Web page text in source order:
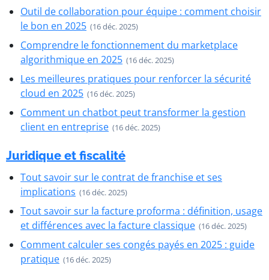
Outil de collaboration pour équipe : comment choisir
le bon en 2025 (16 déc. 2025)
Comprendre le fonctionnement du marketplace
algorithmique en 2025 (16 déc. 2025)
Les meilleures pratiques pour renforcer la sécurité
cloud en 2025 (16 déc. 2025)
Comment un chatbot peut transformer la gestion
client en entreprise (16 déc. 2025)
Juridique et fiscalité
Tout savoir sur le contrat de franchise et ses
implications (16 déc. 2025)
Tout savoir sur la facture proforma : définition, usage
et différences avec la facture classique (16 déc. 2025)
Comment calculer ses congés payés en 2025 : guide
pratique (16 déc. 2025)